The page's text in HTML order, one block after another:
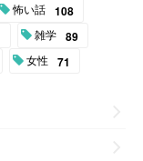
怖い話 108
雑学 89
女性 71